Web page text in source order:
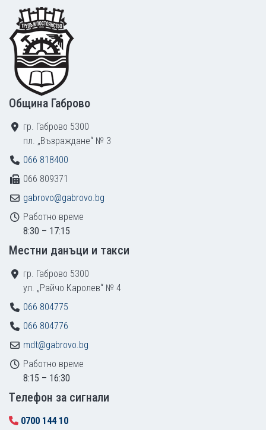
Footer
Община Габрово
гр. Габрово 5300
пл. „Възраждане“ № 3
066 818400
066 809371
gabrovo@gabrovo.bg
Работно време
8:30 – 17:15
Местни данъци и такси
гр. Габрово 5300
ул. „Райчо Каролев“ № 4
066 804775
066 804776
mdt@gabrovo.bg
Работно време
8:15 – 16:30
Tелефон за сигнали
0700 144 10